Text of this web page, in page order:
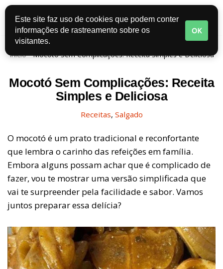
Pular
para
oInício-Mocotó Sem Complicações: Receita Simples e Deliciosa
Mocotó Sem Complicações: Receita
Simples e Deliciosa
Receitas, Salgado
O mocotó é um prato tradicional e reconfortante
que lembra o carinho das refeições em família.
Embora alguns possam achar que é complicado de
fazer, vou te mostrar uma versão simplificada que
vai te surpreender pela facilidade e sabor. Vamos
juntos preparar essa delícia?
Este site faz uso de cookies que podem conter
informações de rastreamento sobre os
visitantes.
OK